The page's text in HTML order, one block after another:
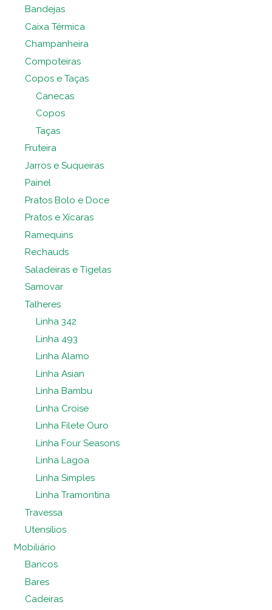
Bandejas
Caixa Térmica
Champanheira
Compoteiras
Copos e Taças
Canecas
Copos
Taças
Fruteira
Jarros e Suqueiras
Painel
Pratos Bolo e Doce
Pratos e Xícaras
Ramequins
Rechauds
Saladeiras e Tigelas
Samovar
Talheres
Linha 342
Linha 493
Linha Alamo
Linha Asian
Linha Bambu
Linha Croise
Linha Filete Ouro
Linha Four Seasons
Linha Lagoa
Linha Simples
Linha Tramontina
Travessa
Utensílios
Mobiliário
Bancos
Bares
Cadeiras